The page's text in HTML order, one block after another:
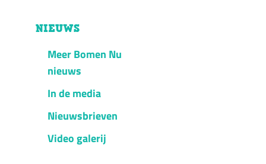
NIEUWS
Meer Bomen Nu
nieuws
In de media
Nieuwsbrieven
Video galerij